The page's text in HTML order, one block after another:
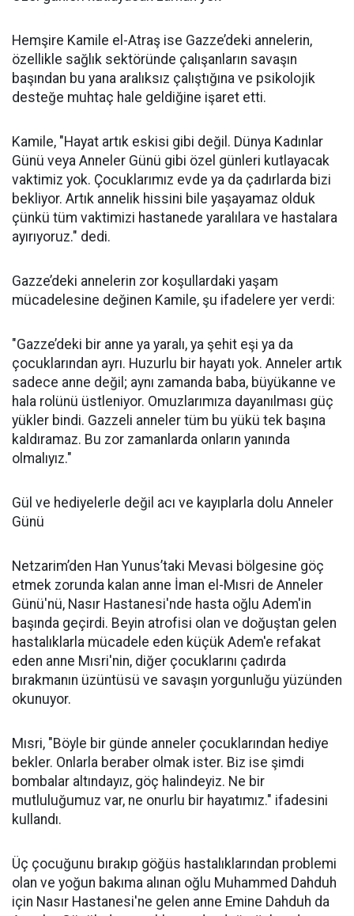
Hemşire Kamile el-Atraş ise Gazze’deki annelerin,
özellikle sağlık sektöründe çalışanların savaşın
başından bu yana aralıksız çalıştığına ve psikolojik
desteğe muhtaç hale geldiğine işaret etti.
Kamile, "Hayat artık eskisi gibi değil. Dünya Kadınlar
Günü veya Anneler Günü gibi özel günleri kutlayacak
vaktimiz yok. Çocuklarımız evde ya da çadırlarda bizi
bekliyor. Artık annelik hissini bile yaşayamaz olduk
çünkü tüm vaktimizi hastanede yaralılara ve hastalara
ayırıyoruz." dedi.
Gazze’deki annelerin zor koşullardaki yaşam
mücadelesine değinen Kamile, şu ifadelere yer verdi:
"Gazze’deki bir anne ya yaralı, ya şehit eşi ya da
çocuklarından ayrı. Huzurlu bir hayatı yok. Anneler artık
sadece anne değil; aynı zamanda baba, büyükanne ve
hala rolünü üstleniyor. Omuzlarımıza dayanılması güç
yükler bindi. Gazzeli anneler tüm bu yükü tek başına
kaldıramaz. Bu zor zamanlarda onların yanında
olmalıyız."
Gül ve hediyelerle değil acı ve kayıplarla dolu Anneler
Günü
Netzarim’den Han Yunus’taki Mevasi bölgesine göç
etmek zorunda kalan anne İman el-Mısri de Anneler
Günü'nü, Nasır Hastanesi'nde hasta oğlu Adem'in
başında geçirdi. Beyin atrofisi olan ve doğuştan gelen
hastalıklarla mücadele eden küçük Adem'e refakat
eden anne Mısri'nin, diğer çocuklarını çadırda
bırakmanın üzüntüsü ve savaşın yorgunluğu yüzünden
okunuyor.
Mısri, "Böyle bir günde anneler çocuklarından hediye
bekler. Onlarla beraber olmak ister. Biz ise şimdi
bombalar altındayız, göç halindeyiz. Ne bir
mutluluğumuz var, ne onurlu bir hayatımız." ifadesini
kullandı.
Üç çocuğunu bırakıp göğüs hastalıklarından problemi
olan ve yoğun bakıma alınan oğlu Muhammed Dahduh
için Nasır Hastanesi'ne gelen anne Emine Dahduh da